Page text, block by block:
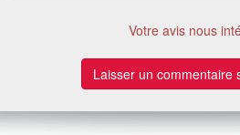
Votre avis nous
Laisser un commentaire